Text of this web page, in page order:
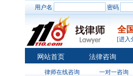
用户名 密码
全
[进入
网站首页 法律咨询
律师在线咨询 一对一咨询